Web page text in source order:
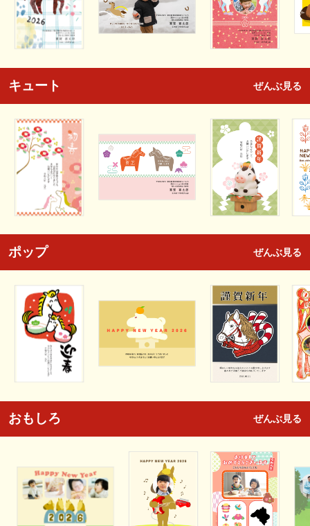
キュート ぜんぶ見る
ポップ ぜんぶ見る
おもしろ ぜんぶ見る